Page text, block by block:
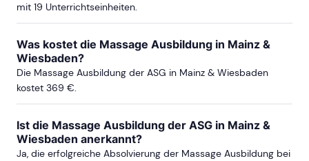
ab Sa, 9. Oktober 2027
RHEIN-NECKAR-REGION
ab Sa, 17. Juli 2027
mit 19 Unterrichtseinheiten.
Was kostet die Massage Ausbildung in Mainz &
Wiesbaden?
Die Massage Ausbildung der ASG in Mainz & Wiesbaden
kostet 369 €.
Ist die Massage Ausbildung der ASG in Mainz &
Wiesbaden anerkannt?
Ja, die erfolgreiche Absolvierung der Massage Ausbildung bei